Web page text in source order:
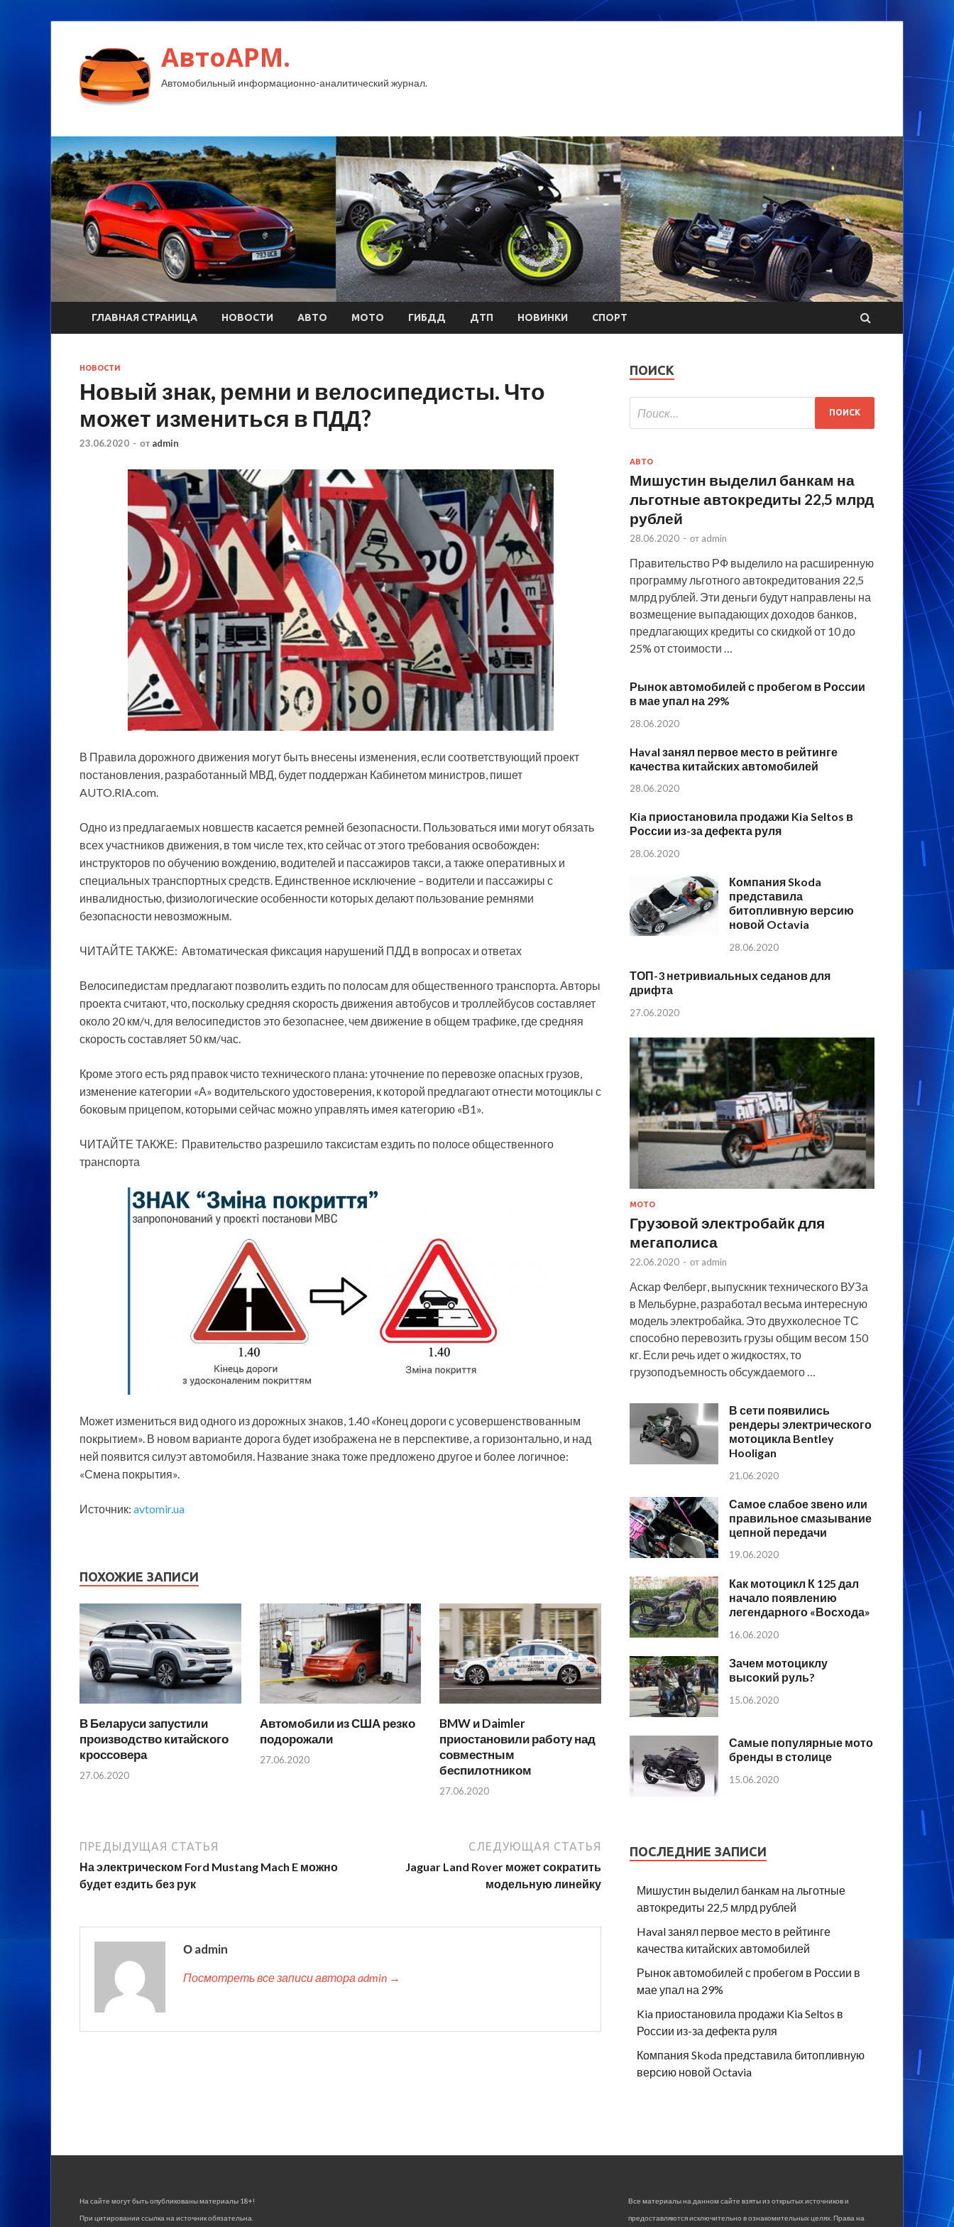
АвтоАРМ.
Автомобильный информационно-аналитический журнал.
ГЛАВНАЯ СТРАНИЦА НОВОСТИ АВТО МОТО ГИБДД ДТП НОВИНКИ СПОРТ
НОВОСТИ
Новый знак, ремни и велосипедисты. Что
может измениться в ПДД?
23.06.2020 - от admin
В Правила дорожного движения могут быть внесены изменения, если соответствующий проект
постановления, разработанный МВД, будет поддержан Кабинетом министров, пишет
AUTO.RIA.com.
Одно из предлагаемых новшеств касается ремней безопасности. Пользоваться ими могут обязать
всех участников движения, в том числе тех, кто сейчас от этого требования освобожден:
инструкторов по обучению вождению, водителей и пассажиров такси, а также оперативных и
специальных транспортных средств. Единственное исключение – водители и пассажиры с
инвалидностью, физиологические особенности которых делают пользование ремнями
безопасности невозможным.
ЧИТАЙТЕ ТАКЖЕ: Автоматическая фиксация нарушений ПДД в вопросах и ответах
Велосипедистам предлагают позволить ездить по полосам для общественного транспорта. Авторы
проекта считают, что, поскольку средняя скорость движения автобусов и троллейбусов составляет
около 20 км/ч, для велосипедистов это безопаснее, чем движение в общем трафике, где средняя
скорость составляет 50 км/час.
Кроме этого есть ряд правок чисто технического плана: уточнение по перевозке опасных грузов,
изменение категории «А» водительского удостоверения, к которой предлагают отнести мотоциклы с
боковым прицепом, которыми сейчас можно управлять имея категорию «В1».
ЧИТАЙТЕ ТАКЖЕ: Правительство разрешило таксистам ездить по полосе общественного
транспорта
Может измениться вид одного из дорожных знаков, 1.40 «Конец дороги с усовершенствованным
покрытием». В новом варианте дорога будет изображена не в перспективе, а горизонтально, и над
ней появится силуэт автомобиля. Название знака тоже предложено другое и более логичное:
«Смена покрытия».
Источник: avtomir.ua
ПОХОЖИЕ ЗАПИСИ
В Беларуси запустили
производство китайского
кроссовера
27.06.2020
Автомобили из США резко
подорожали
27.06.2020
BMW и Daimler
приостановили работу над
совместным
беспилотником
27.06.2020
ПРЕДЫДУЩАЯ СТАТЬЯ
На электрическом Ford Mustang Mach E можно
будет ездить без рук
СЛЕДУЮЩАЯ СТАТЬЯ
Jaguar Land Rover может сократить
модельную линейку
О admin
Посмотреть все записи автора admin →
ПОИСК
АВТО
Мишустин выделил банкам на
льготные автокредиты 22,5 млрд
рублей
28.06.2020 - от admin
Правительство РФ выделило на расширенную
программу льготного автокредитования 22,5
млрд рублей. Эти деньги будут направлены на
возмещение выпадающих доходов банков,
предлагающих кредиты со скидкой от 10 до
25% от стоимости …
Рынок автомобилей с пробегом в России
в мае упал на 29%
28.06.2020
Haval занял первое место в рейтинге
качества китайских автомобилей
28.06.2020
Kia приостановила продажи Kia Seltos в
России из-за дефекта руля
28.06.2020
Компания Skoda
представила
битопливную версию
новой Octavia
28.06.2020
ТОП-3 нетривиальных седанов для
дрифта
27.06.2020
МОТО
Грузовой электробайк для
мегаполиса
22.06.2020 - от admin
Аскар Фелберг, выпускник технического ВУЗа
в Мельбурне, разработал весьма интересную
модель электробайка. Это двухколесное ТС
способно перевозить грузы общим весом 150
кг. Если речь идет о жидкостях, то
грузоподъемность обсуждаемого …
В сети появились
рендеры электрического
мотоцикла Bentley
Hooligan
21.06.2020
Самое слабое звено или
правильное смазывание
цепной передачи
19.06.2020
Как мотоцикл К 125 дал
начало появлению
легендарного «Восхода»
16.06.2020
Зачем мотоциклу
высокий руль?
15.06.2020
Самые популярные мото
бренды в столице
15.06.2020
ПОСЛЕДНИЕ ЗАПИСИ
Мишустин выделил банкам на льготные
автокредиты 22,5 млрд рублей
Haval занял первое место в рейтинге
качества китайских автомобилей
Рынок автомобилей с пробегом в России в
мае упал на 29%
Kia приостановила продажи Kia Seltos в
России из-за дефекта руля
Компания Skoda представила битопливную
версию новой Octavia
На сайте могут быть опубликованы материалы 18+!
При цитировании ссылка на источник обязательна.
Все материалы на данном сайте взяты из открытых источников и
предоставляются исключительно в ознакомительных целях. Права на